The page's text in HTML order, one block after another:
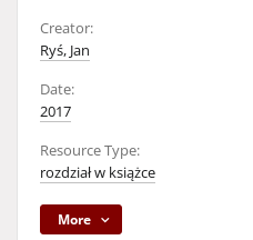
Creator:
Ryś, Jan
Date:
2017
Resource Type:
rozdział w książce
More